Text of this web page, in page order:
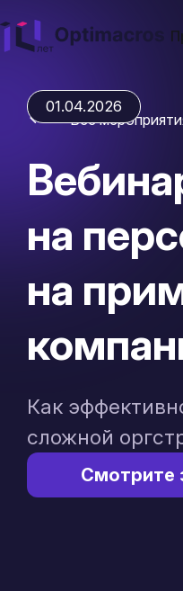
Все
01.04.2026
на
на
Как
сложной
Смотрите